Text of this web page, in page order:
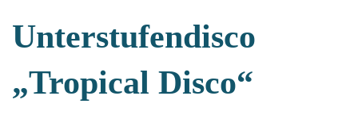
Unterstufendisco
„Tropical Disco“